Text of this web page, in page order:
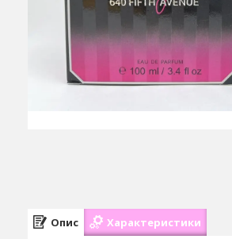
Опис Характеристики